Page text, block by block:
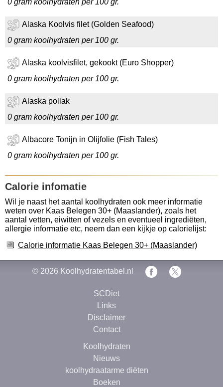
0 gram koolhydraten per 100 gr.
Alaska Koolvis filet (Golden Seafood)
0 gram koolhydraten per 100 gr.
Alaska koolvisfilet, gekookt (Euro Shopper)
0 gram koolhydraten per 100 gr.
Alaska pollak
0 gram koolhydraten per 100 gr.
Albacore Tonijn in Olijfolie (Fish Tales)
0 gram koolhydraten per 100 gr.
Calorie infomatie
Wil je naast het aantal koolhydraten ook meer informatie
weten over Kaas Belegen 30+ (Maaslander), zoals het
aantal vetten, eiwitten of vezels en eventueel ingrediëten,
allergie informatie etc, neem dan een kijkje op calorielijst:
Calorie informatie Kaas Belegen 30+ (Maaslander)
© 2026 Koolhydratentabel.nl
SCDiet
Links
Disclaimer
Contact
Koolhydraten
Nieuws
koolhydraatarme diëten
Boeken